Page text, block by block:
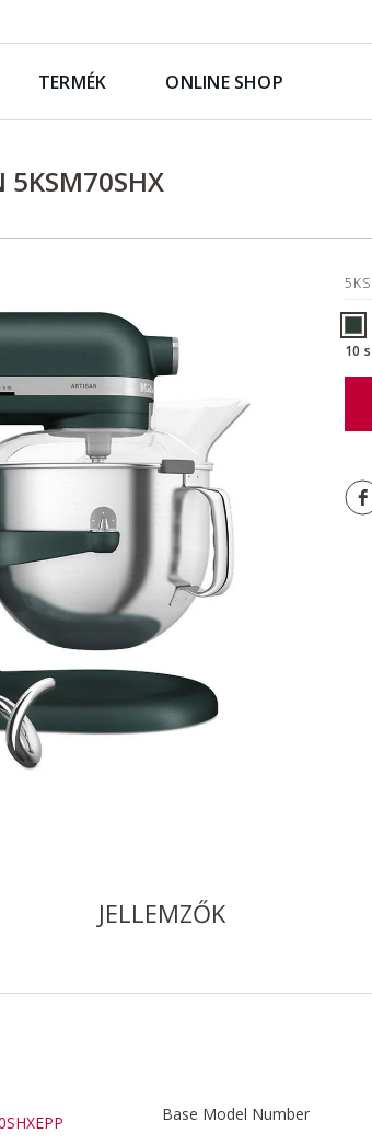
TERMÉK ONLINE SHOP
5KSM70SHX
10
JELLEMZŐK
Base Model Number